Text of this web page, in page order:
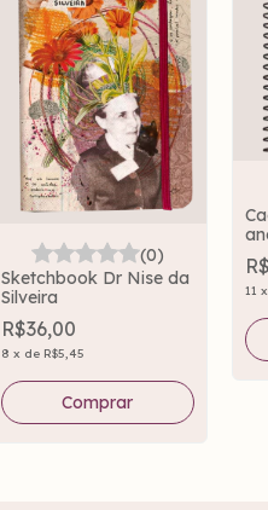
(0)
Sketchbook Dr Nise da
Silveira
R$36,00
8 x de R$5,45
Comprar
11